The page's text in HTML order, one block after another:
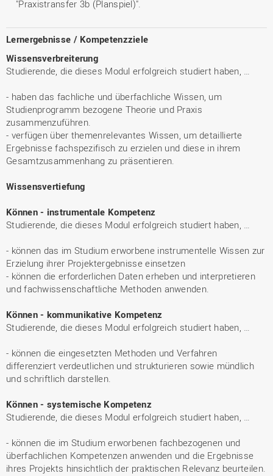
"Praxistransfer 3b (Planspiel)".
Lernergebnisse / Kompetenzziele
Wissensverbreiterung
Studierende, die dieses Modul erfolgreich studiert haben, …
- haben das fachliche und überfachliche Wissen, um
Studienprogramm bezogene Theorie und Praxis
zusammenzuführen.
- verfügen über themenrelevantes Wissen, um detaillierte
Ergebnisse fachspezifisch zu erzielen und diese in ihrem
Gesamtzusammenhang zu präsentieren.
Wissensvertiefung
Können - instrumentale Kompetenz
Studierende, die dieses Modul erfolgreich studiert haben, …
- können das im Studium erworbene instrumentelle Wissen zur
Erzielung ihrer Projektergebnisse einsetzen
- können die erforderlichen Daten erheben und interpretieren
und fachwissenschaftliche Methoden anwenden.
Können - kommunikative Kompetenz
Studierende, die dieses Modul erfolgreich studiert haben, …
- können die eingesetzten Methoden und Verfahren
differenziert verdeutlichen und strukturieren sowie mündlich
und schriftlich darstellen.
Können - systemische Kompetenz
Studierende, die dieses Modul erfolgreich studiert haben, …
- können die im Studium erworbenen fachbezogenen und
überfachlichen Kompetenzen anwenden und die Ergebnisse
ihres Projekts hinsichtlich der praktischen Relevanz beurteilen.